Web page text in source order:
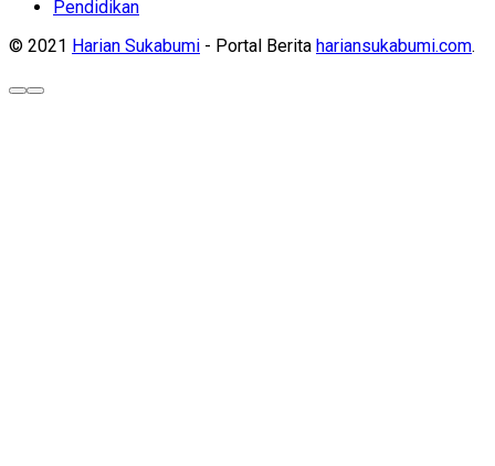
Pendidikan
© 2021 Harian Sukabumi - Portal Berita hariansukabumi.com.